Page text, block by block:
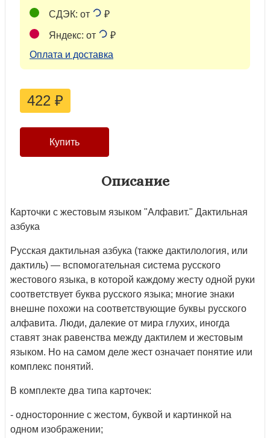
СДЭК: от ₽
Яндекс: от
₽
Оплата и доставка
422 ₽
Описание
Карточки с жестовым языком "Алфавит." Дактильная
азбука
Русская дактильная азбука (также дактилология, или
дактиль) — вспомогательная система русского
жестового языка, в которой каждому жесту одной руки
соответствует буква русского языка; многие знаки
внешне похожи на соответствующие буквы русского
алфавита. Люди, далекие от мира глухих, иногда
ставят знак равенства между дактилем и жестовым
языком. Но на самом деле жест означает понятие или
комплекс понятий.
В комплекте два типа карточек:
- односторонние с жестом, буквой и картинкой на
одном изображении;